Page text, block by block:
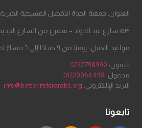
العنوان: جمعية الحياة الأفضل المسيحية الخيرية
١٥٣ شارع عبد الجواد – متفرع من الشارع الجديد- خلف المطحن – مدينة السلام
مواعيد العمل: يوميًا من ٩ صباحًا إلى ٦ مساءً (ما عدا الجمعة والسبت)
تليفون: 0222798990
محمول: 01220064498
البريد الإلكتروني: info@betterlifeforarabs.org
تابعونا